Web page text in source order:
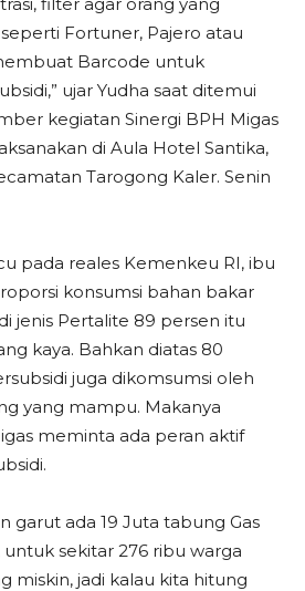
Fortuner, Pajero atau
Barcode untuk
ujar Yudha saat ditemui
kegiatan Sinergi BPH Migas
di Aula Hotel Santika,
Tarogong Kaler. Senin
pada reales Kemenkeu RI, ibu
konsumsi bahan bakar
jenis Pertalite 89 persen itu
kaya. Bahkan diatas 80
juga dikomsumsi oleh
yang mampu. Makanya
meminta ada peran aktif
garut ada 19 Juta tabung Gas
sekitar 276 ribu warga
miskin, jadi kalau kita hitung